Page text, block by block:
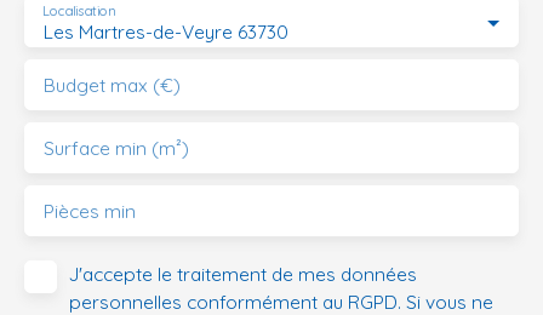
Les Martres-de-Veyre 63730
Localisation
Budget max (€)
Surface min (m²)
Pièces min
J'accepte le traitement de mes données
personnelles conformément au RGPD. Si vous ne